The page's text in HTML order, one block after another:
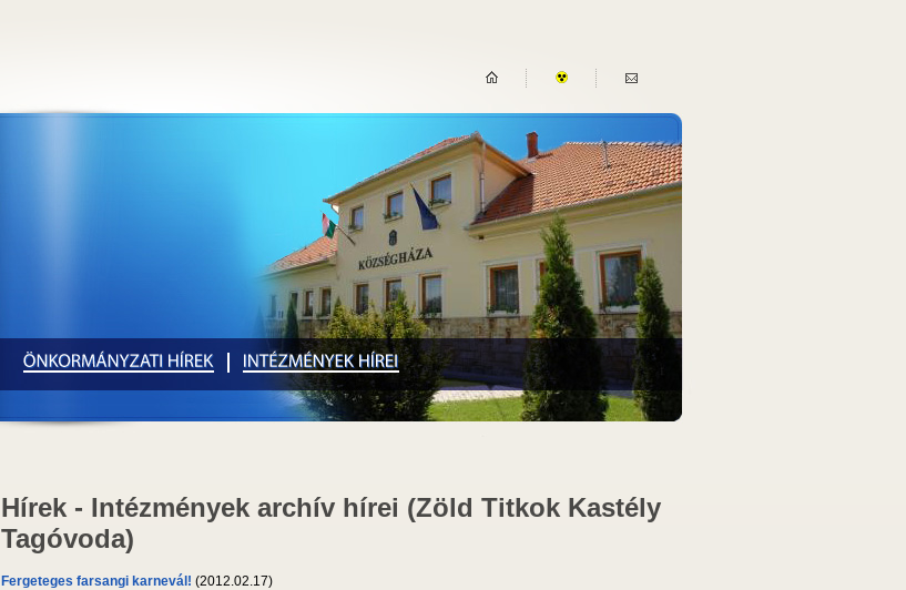
Hírek - Intézmények archív hírei (Zöld Titkok Kastély
Tagóvoda)
Fergeteges farsangi karnevál! (2012.02.17)